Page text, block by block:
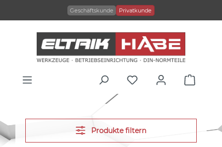
Geschäftskunde Privatkunde
Produkte filtern